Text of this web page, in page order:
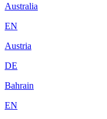
Australia
EN
Austria
DE
Bahrain
EN